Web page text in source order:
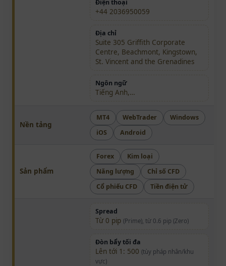
Điện thoại
+44 2036950059
Địa chỉ
Suite 305 Griffith Corporate
Centre, Beachmont, Kingstown,
St. Vincent and the Grenadines
Ngôn ngữ
Tiếng Anh,…
Nền tảng
MT4 WebTrader
Windows
iOS
Android
Sản phẩm
Forex
Kim loại
Năng lượng
Chỉ số CFD
Cổ phiếu CFD
Tiền điện tử
Spread
Từ 0 pip (Prime), từ 0.6 pip (Zero)
Đòn bẩy tối đa
Lên tới 1: 500 (tùy pháp nhân/khu
vực)